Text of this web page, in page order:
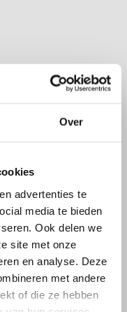
Over
advertenties te
media te bieden
Ook delen we
site met onze
en analyse. Deze
met andere
of die ze hebben
je met